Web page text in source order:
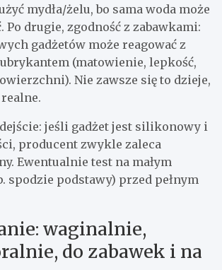
mydła/żelu, bo sama woda może
Po drugie, zgodność z zabawkami:
gadżetów może reagować z
(matowienie, lepkość,
Nie zawsze się to dzieje,
jeśli gadżet jest silikonowy i
producent zwykle zaleca
Ewentualnie test na małym
spodzie podstawy) przed pełnym
waginalnie,
do zabawek i na